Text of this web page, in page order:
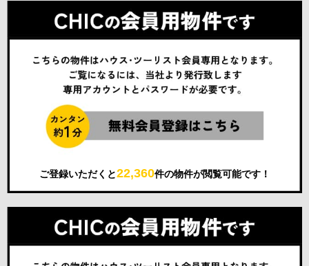
ご登録いただくと22,360件の物件が閲覧可能です！